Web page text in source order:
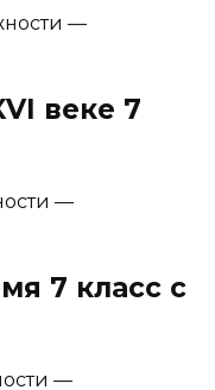
—
веке 7
—
7 класс с
—